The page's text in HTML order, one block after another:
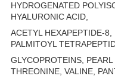
HYDROGENATED
HYALURONIC ACID,
ACETYL HEXAPEPTIDE-
PALMITOYL
GLYCOPROTEINS,
THREONINE, VALINE,